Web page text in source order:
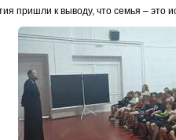
пришли к выводу, что семья – это